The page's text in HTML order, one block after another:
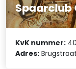
Spaarclub
KvK nummer:
Adres: